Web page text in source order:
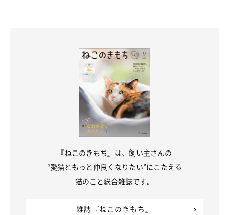
『ねこのきもち』は、飼い主さんの
“愛猫ともっと仲良くなりたい”にこたえる
猫のこと総合雑誌です。
雑誌『ねこのきもち』